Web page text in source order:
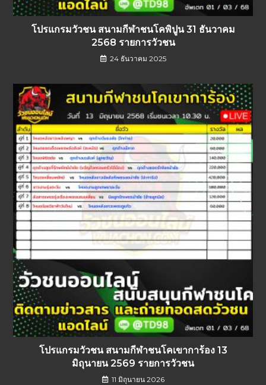
โปรแกรมวัวชน สนามกีฬาชนโคพิปูน 31 ธันวาคม
2568 รายการวัวชน
24 ธันวาคม 2025
โปรแกรมวัวชน สนามกีฬาชนโคเขาการ้อง 13
มิถุนายน 2569 รายการวัวชน
11 มิถุนายน 2026